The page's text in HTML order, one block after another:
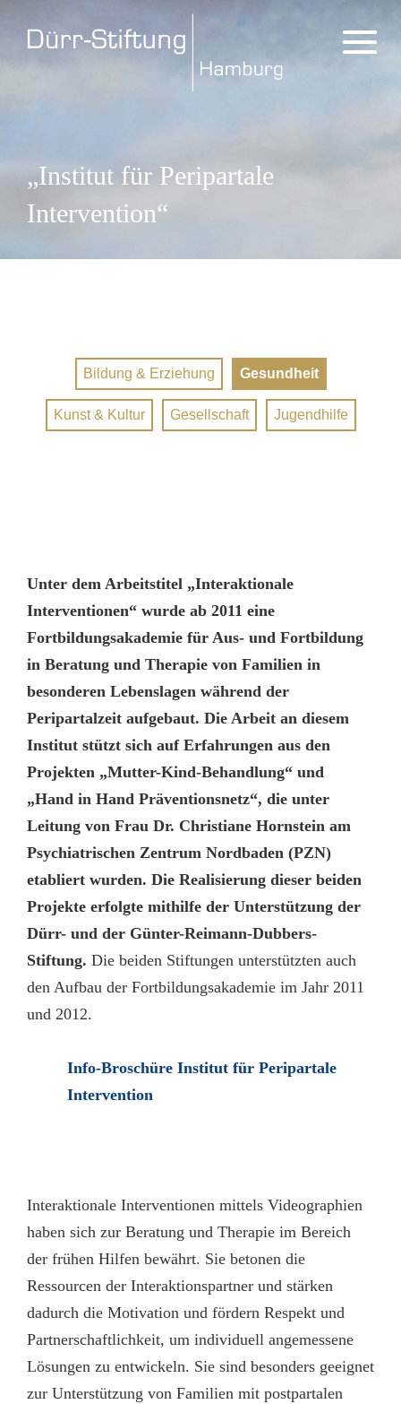
„Institut für Peripartale
Intervention“
Bildung & Erziehung Gesundheit
Kunst & Kultur Gesellschaft Jugendhilfe
Unter dem Arbeitstitel „Interaktionale
Interventionen“ wurde ab 2011 eine
Fortbildungsakademie für Aus- und Fortbildung
in Beratung und Therapie von Familien in
besonderen Lebenslagen während der
Peripartalzeit aufgebaut. Die Arbeit an diesem
Institut stützt sich auf Erfahrungen aus den
Projekten „Mutter-Kind-Behandlung“ und
„Hand in Hand Präventionsnetz“, die unter
Leitung von Frau Dr. Christiane Hornstein am
Psychiatrischen Zentrum Nordbaden (PZN)
etabliert wurden. Die Realisierung dieser beiden
Projekte erfolgte mithilfe der Unterstützung der
Dürr- und der Günter-Reimann-Dubbers-
Stiftung. Die beiden Stiftungen unterstützten auch
den Aufbau der Fortbildungsakademie im Jahr 2011
und 2012.
Info-Broschüre Institut für Peripartale
Intervention
Interaktionale Interventionen mittels Videographien
haben sich zur Beratung und Therapie im Bereich
der frühen Hilfen bewährt. Sie betonen die
Ressourcen der Interaktionspartner und stärken
dadurch die Motivation und fördern Respekt und
Partnerschaftlichkeit, um individuell angemessene
Lösungen zu entwickeln. Sie sind besonders geeignet
zur Unterstützung von Familien mit postpartalen